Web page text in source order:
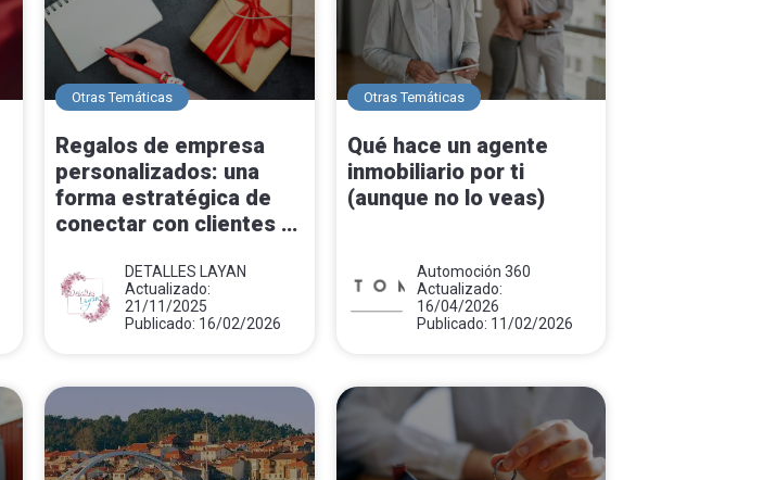
Otras Temáticas
Regalos de empresa
personalizados: una
forma estratégica de
conectar con clientes y
DETALLES LAYAN
Actualizado:
21/11/2025
Publicado: 16/02/2026
Otras Temáticas
Qué hace un agente
inmobiliario por ti
(aunque no lo veas)
Automoción 360
Actualizado:
16/04/2026
Publicado: 11/02/2026